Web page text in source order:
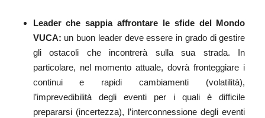
Leader che sappia affrontare le sfide del Mondo
VUCA: un buon leader deve essere in grado di gestire
gli ostacoli che incontrerà sulla sua strada. In
particolare, nel momento attuale, dovrà fronteggiare i
continui e rapidi cambiamenti (volatilità),
l’imprevedibilità degli eventi per i quali è difficile
prepararsi (incertezza), l’interconnessione degli eventi